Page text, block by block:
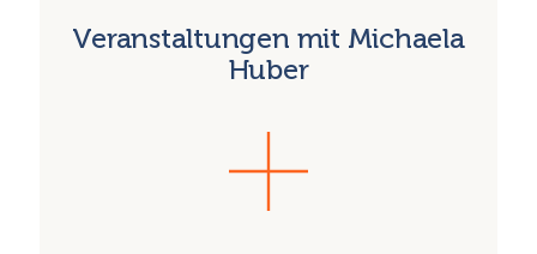
Veranstaltungen mit Michaela
Huber